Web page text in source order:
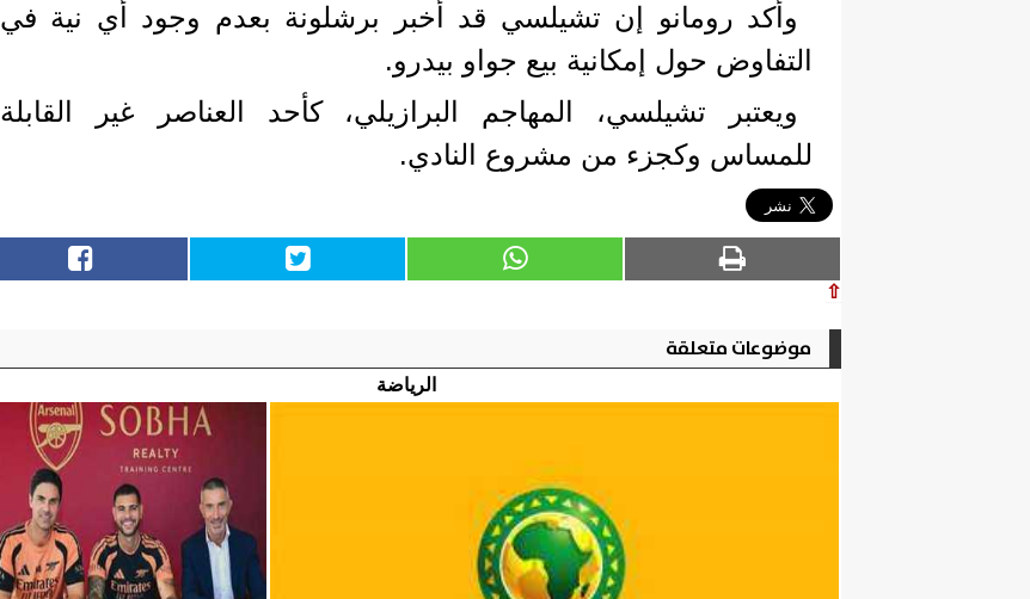
وأكد رومانو إن تشيلسي قد أخبر برشلونة بعدم وجود أي نية في
التفاوض حول إمكانية بيع جواو بيدرو.
ويعتبر تشيلسي، المهاجم البرازيلي، كأحد العناصر غير القابلة
للمساس وكجزء من مشروع النادي.
⇧
موضوعات متعلقة
الرياضة